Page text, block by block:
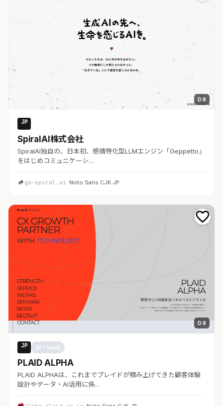
D 8
JP
SpiralAI株式会社
SpiralAI独自の、日本初、感情特化型LLMエンジン「Geppetto」
をはじめコミュニケーシ…
go-spiral.ai· Noto Sans CJK JP
D 8
JP AI・SaaS
PLAID ALPHA
PLAID ALPHAは、これまでプレイドが積み上げてきた顧客体験
設計やデータ・AI活用に係…